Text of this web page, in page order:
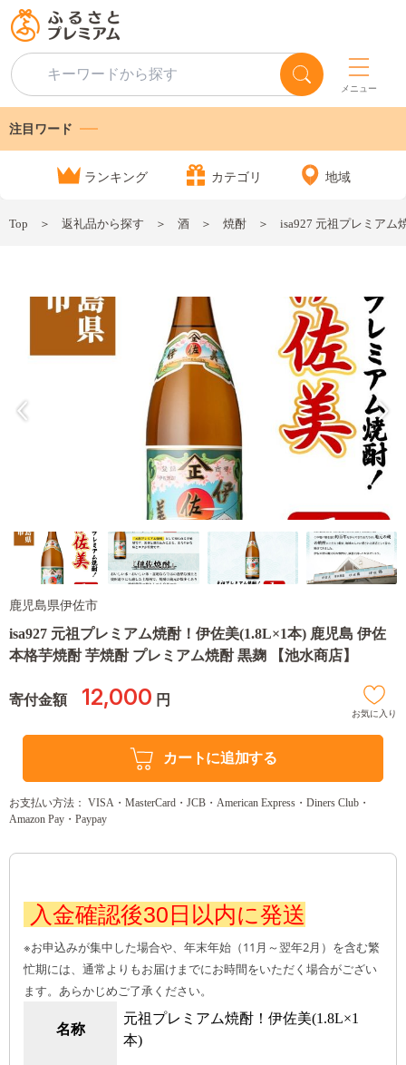
メニュー
注目ワード
ランキング カテゴリ 地域
Top 返礼品から探す 酒 焼酎 isa927 元祖プレミアム
鹿児島県伊佐市
isa927 元祖プレミアム焼酎！伊佐美(1.8L×1本) 鹿児島 伊佐
本格芋焼酎 芋焼酎 プレミアム焼酎 黒麹 【池水商店】
寄付金額 12,000 円
お気に入り
カートに追加する
お支払い方法： VISA・MasterCard・JCB・American Express・Diners Club・
Amazon Pay・Paypay
入金確認後30日以内に発送
※お申込みが集中した場合や、年末年始（11月～翌年2月）を含む繁
忙期には、通常よりもお届けまでにお時間をいただく場合がござい
ます。あらかじめご了承ください。
名称
元祖プレミアム焼酎！伊佐美(1.8L×1
本)